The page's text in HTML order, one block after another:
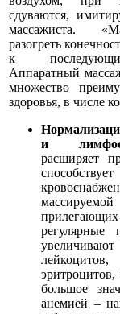
сдуваются,
массажиста.
разогреть
к
Аппаратный
множество
здоровья, в числе
и
расширяет
регулярные
большое
анемией –